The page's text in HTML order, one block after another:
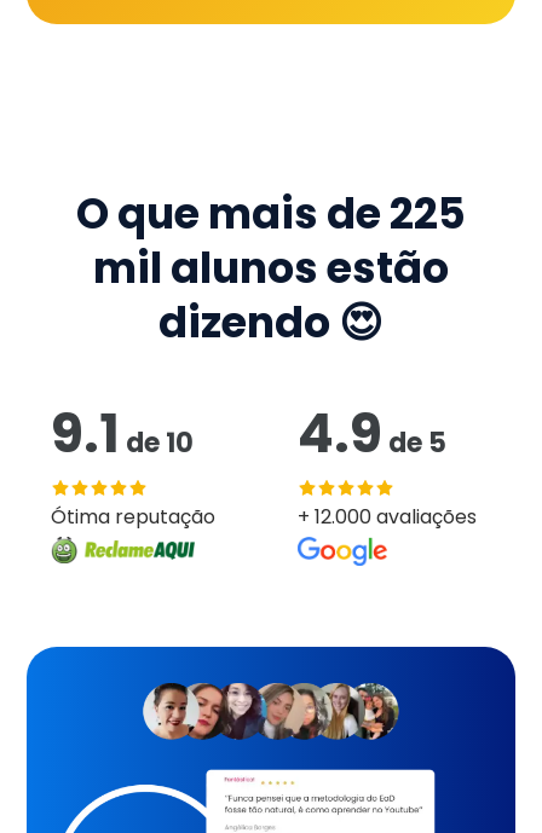
O que mais de225
mil alunos estão
dizendo 😍
9.1 de10
Ótima reputação
4.9 de 5
+ 12.000 avaliações